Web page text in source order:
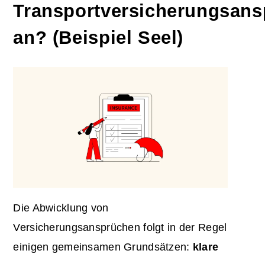
an? (Beispiel Seel)
Die Abwicklung von
Versicherungsansprüchen folgt in der Regel
einigen gemeinsamen Grundsätzen: klare